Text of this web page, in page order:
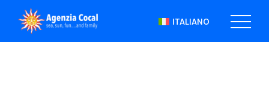
content
ITALIANO